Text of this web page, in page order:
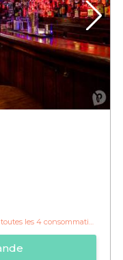
les 4 consommations !